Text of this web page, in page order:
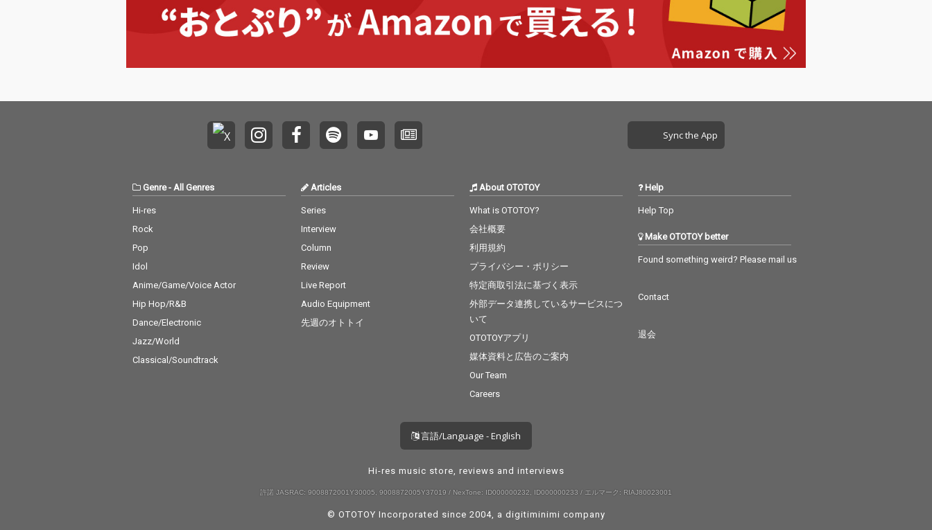
Sync the App
Genre- All Genres
Hi-res
Rock
Pop
Idol
Anime/Game/Voice Actor
Hip Hop/R&B
Dance/Electronic
Jazz/World
Classical/Soundtrack
Articles
Series
Interview
Column
Review
Live Report
Audio Equipment
先週のオトトイ
About OTOTOY
What is OTOTOY?
会社概要
利用規約
プライバシー・ポリシー
特定商取引法に基づく表示
外部データ連携しているサービスにつ
いて
OTOTOYアプリ
媒体資料と広告のご案内
Our Team
Careers
Help
Help Top
Make OTOTOY better
Found something weird? Please mail us
Contact
退会
言語/Language - English
Hi-res music store, reviews and interviews
許諾 JASRAC: 9008872001Y30005, 9008872005Y37019 / NexTone: ID000000232, ID000000233 / エルマーク: RIAJ80023001
© OTOTOY Incorporated since 2004, a digitiminimi company